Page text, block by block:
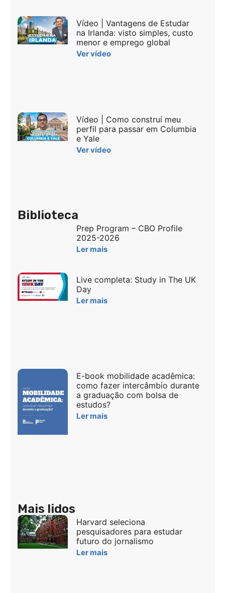
Vídeo | Vantagens de Estudar
na Irlanda: visto simples, custo
menor e emprego global
Ver vídeo
Vídeo | Como construí meu
perfil para passar em Columbia
e Yale
Ver vídeo
Biblioteca
Prep Program – CBO Profile
2025-2026
Ler mais
Live completa: Study in The UK
Day
Ler mais
E-book mobilidade acadêmica:
como fazer intercâmbio durante
a graduação com bolsa de
estudos?
Ler mais
Mais lidos
Harvard seleciona
pesquisadores para estudar
futuro do jornalismo
Ler mais